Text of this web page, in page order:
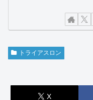
トライアスロン
X